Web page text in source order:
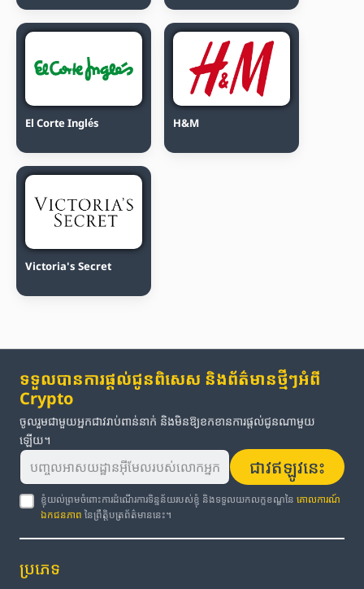
El Corte Inglés H&M
Victoria's Secret
ទទួលបានការផ្តល់ជូនពិសេស និងព័ត៌មានថ្មីៗអំពី
Crypto
ចូលរួមជាមួយអ្នកជាវរាប់ពាន់នាក់ និងមិនឱ្យខកខានការផ្តល់ជូនណាមួយ
ឡើយ។
ជាវឥឡូវនេះ
ខ្ញុំយល់ព្រមចំពោះការដំណើរការទិន្នន័យរបស់ខ្ញុំ និងទទួលយកលក្ខខណ្ឌនៃគោលការណ៍
ឯកជនភាព នៃព្រឹត្តិបត្រព័ត៌មាននេះ។
ប្រភេទ